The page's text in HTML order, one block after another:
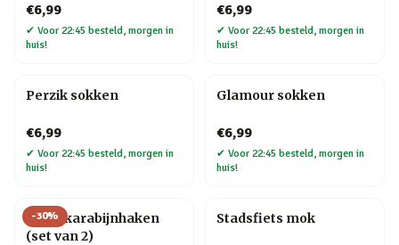
€6,99
✔ Voor 22:45 besteld, morgen in
huis!
€6,99
✔ Voor 22:45 besteld, morgen in
huis!
Perzik sokken
€6,99
✔ Voor 22:45 besteld, morgen in
huis!
Glamour sokken
€6,99
✔ Voor 22:45 besteld, morgen in
huis!
-30%
Hond karabijnhaken
(set van 2)
Stadsfiets mok